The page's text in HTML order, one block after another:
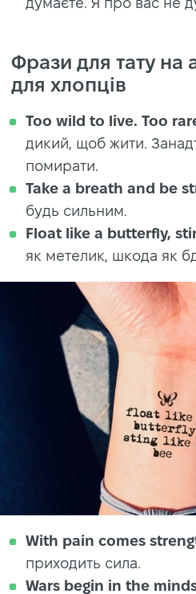
Фрази для тату на
для хлопців
Too wild to live. Too
дикий, щоб жити.
помирати.
Take a breath and be
будь сильним.
Float like a butterfly,
як метелик, шкода як
With pain comes
приходить сила.
Wars begin in the